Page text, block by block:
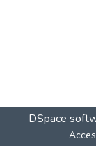
DSpace